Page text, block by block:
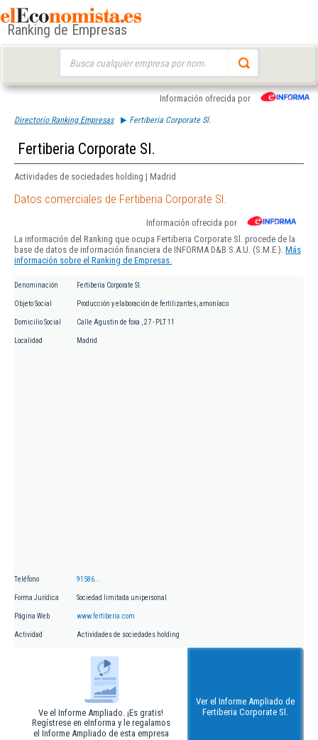
Ranking de Empresas
Información ofrecida por
Directorio Ranking Empresas Fertiberia Corporate Sl.
Fertiberia Corporate Sl.
Actividades de sociedades holding | Madrid
Datos comerciales de Fertiberia Corporate Sl.
Información ofrecida por
La información del Ranking que ocupa Fertiberia Corporate Sl. procede de la
base de datos de información financiera de INFORMA D&B S.A.U. (S.M.E.). Más
información sobre el Ranking de Empresas.
Denominación Fertiberia Corporate Sl.
Objeto Social Producción y elaboración de fertilizantes, amoníaco
Domicilio Social Calle Agustin de foxa , 27 - PLT 11
Localidad Madrid
Teléfono 91586...
Forma Jurídica Sociedad limitada unipersonal
Página Web www.fertiberia.com
Actividad Actividades de sociedades holding
Ve el Informe Ampliado. ¡Es gratis!
Regístrese en eInforma y le regalamos
el Informe Ampliado de esta empresa
Ver el Informe Ampliado de
Fertiberia Corporate Sl.